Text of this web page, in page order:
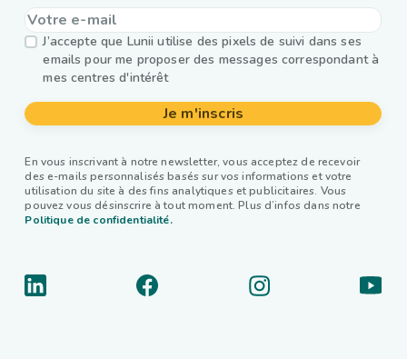
J’accepte que Lunii utilise des pixels de suivi dans ses
emails pour me proposer des messages correspondant à
mes centres d'intérêt
Je m'inscris
En vous inscrivant à notre newsletter, vous acceptez de recevoir
des e-mails personnalisés basés sur vos informations et votre
utilisation du site à des fins analytiques et publicitaires. Vous
pouvez vous désinscrire à tout moment. Plus d’infos dans notre
Politique de confidentialité.